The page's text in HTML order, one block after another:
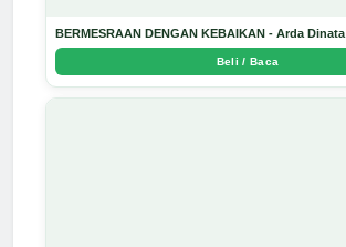
BERMESRAAN DENGAN KEBAIKAN - Arda Dinata
Beli / Baca